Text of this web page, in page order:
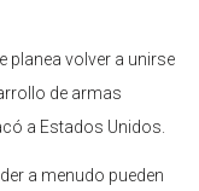
planea volver a unirse
de armas
a Estados Unidos.
a menudo pueden